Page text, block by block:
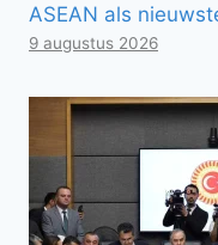
ASEAN als
9 augustus 2026